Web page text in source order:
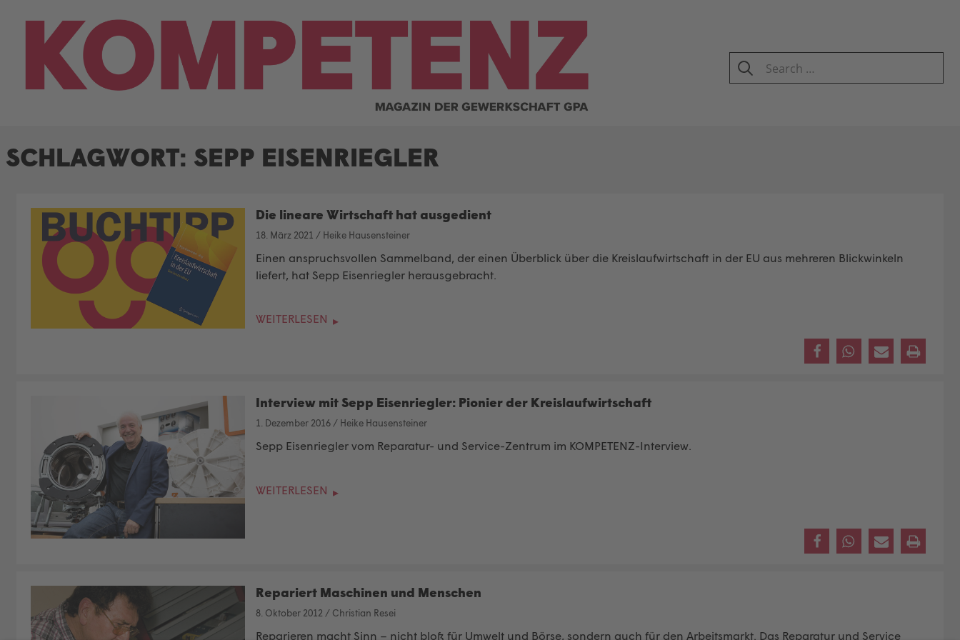
SEARCH
Search
for:
SCHLAGWORT: SEPP EISENRIEGLER
Die lineare Wirtschaft hat ausgedient
18. März 2021 / Heike Hausensteiner
Einen anspruchsvollen Sammelband, der einen Überblick über die Kreislaufwirtschaft in der EU aus mehreren Blickwinkeln
liefert, hat Sepp Eisenriegler herausgebracht.
WEITERLESEN
Interview mit Sepp Eisenriegler: Pionier der Kreislaufwirtschaft
1. Dezember 2016 / Heike Hausensteiner
Sepp Eisenriegler vom Reparatur- und Service-Zentrum im KOMPETENZ-Interview.
WEITERLESEN
Repariert Maschinen und Menschen
8. Oktober 2012 / Christian Resei
Reparieren macht Sinn – nicht bloß für Umwelt und Börse, sondern auch für den Arbeitsmarkt. Das Reparatur und Service